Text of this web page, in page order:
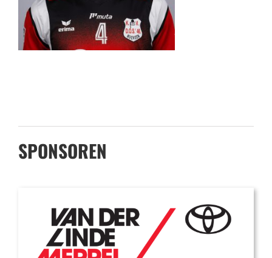
SPONSOREN